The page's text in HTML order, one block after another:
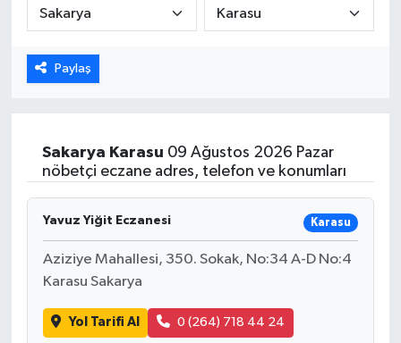
Paylaş
Sakarya Karasu 09 Ağustos 2026 Pazar
nöbetçi eczane adres, telefon ve konumları
Yavuz Yiğit Eczanesi Karasu
Aziziye Mahallesi, 350. Sokak, No:34 A-D No:4
Karasu Sakarya
Yol Tarifi Al 0 (264) 718 44 24
ÖZEL HABER
DTO